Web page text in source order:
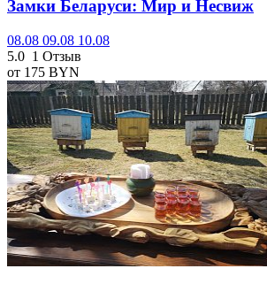
Замки Беларуси: Мир и Несвиж
08.08 09.08 10.08
5.0 1 Отзыв
от 175 BYN